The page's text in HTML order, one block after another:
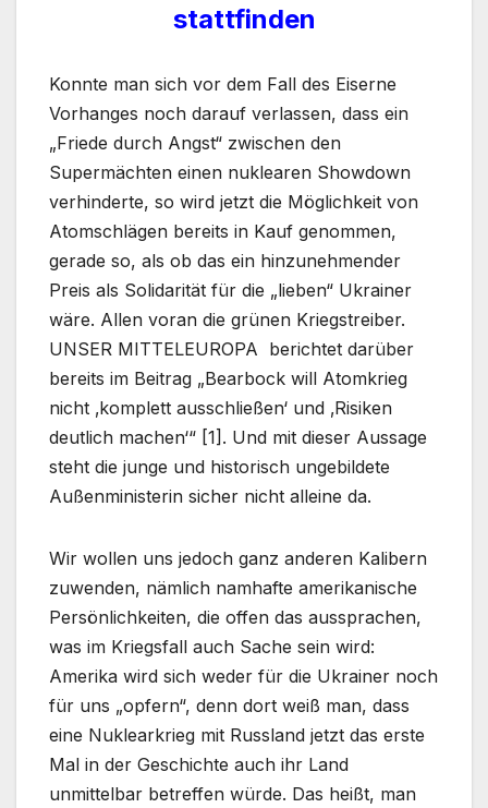
stattfinden
Konnte man sich vor dem Fall des Eiserne
Vorhanges noch darauf verlassen, dass ein
„Friede durch Angst“ zwischen den
Supermächten einen nuklearen Showdown
verhinderte, so wird jetzt die Möglichkeit von
Atomschlägen bereits in Kauf genommen,
gerade so, als ob das ein hinzunehmender
Preis als Solidarität für die „lieben“ Ukrainer
wäre. Allen voran die grünen Kriegstreiber.
UNSER MITTELEUROPA berichtet darüber
bereits im Beitrag „Bearbock will Atomkrieg
nicht ‚komplett ausschließen‘ und ‚Risiken
deutlich machen‘“ [1]. Und mit dieser Aussage
steht die junge und historisch ungebildete
Außenministerin sicher nicht alleine da.
Wir wollen uns jedoch ganz anderen Kalibern
zuwenden, nämlich namhafte amerikanische
Persönlichkeiten, die offen das aussprachen,
was im Kriegsfall auch Sache sein wird:
Amerika wird sich weder für die Ukrainer noch
für uns „opfern“, denn dort weiß man, dass
eine Nuklearkrieg mit Russland jetzt das erste
Mal in der Geschichte auch ihr Land
unmittelbar betreffen würde. Das heißt, man